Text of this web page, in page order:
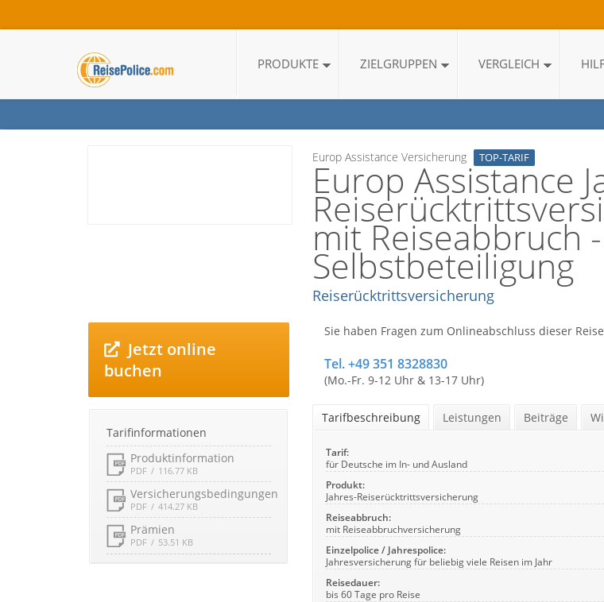
PRODUKTE ZIELGRUPPEN VERGLEICH
Europ Assistance Versicherung TOP-TARIF
Europ Assistance
mit Reiseabbruch
Selbstbeteiligung
Reiserücktrittsversicherung
Sie haben Fragen zum Onlineabschluss dieser
Tel. +49 351 8328830
(Mo.-Fr. 9-12 Uhr & 13-17 Uhr)
Tarifbeschreibung Leistungen Beiträge
Tarif:
für Deutsche im In- und Ausland
Produkt:
Jahres-Reiserücktrittsversicherung
Reiseabbruch:
mit Reiseabbruchversicherung
Einzelpolice / Jahrespolice:
Jahresversicherung für beliebig viele Reisen im Jahr
Reisedauer:
bis 60 Tage pro Reise
Jetzt online
buchen
Tarifinformationen
Produktinformation
PDF 116.77 KB
Versicherungsbedingungen
PDF 414.27 KB
Prämien
PDF 53.51 KB